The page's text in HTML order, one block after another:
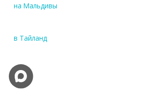
на Мальдивы
в Тайланд